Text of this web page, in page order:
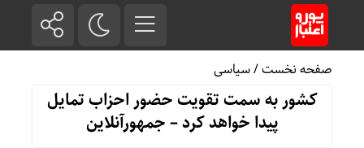
صفحه نخست/سیاسی
کشور به سمت تقویت حضور احزاب تمایل
پیدا خواهد کرد – جمهورآنلاین